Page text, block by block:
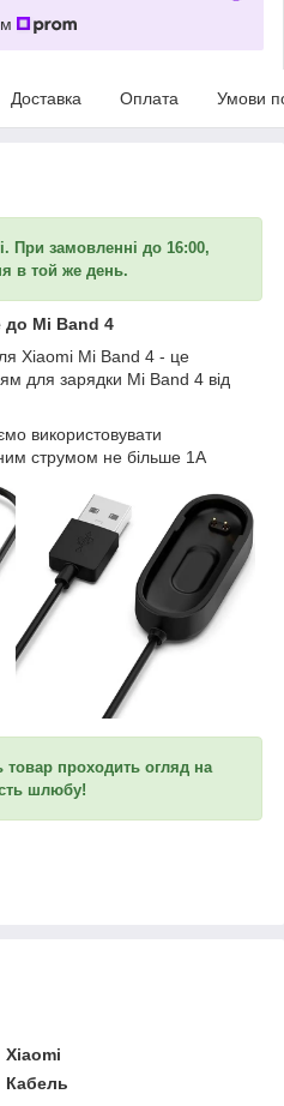
Доставка Оплата Умови
При замовленні до 16:00,
в той же день.
до Mi Band 4
Xiaomi Mi Band 4 - це
для зарядки Mi Band 4 від
використовувати
струмом не більше 1А
товар проходить огляд на
шлюбу!
Xiaomi
Кабель